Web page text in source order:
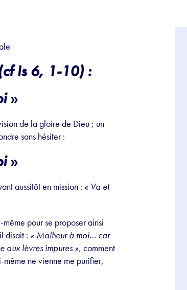
Is 6, 1-10) :
»
de la gloire de Dieu ; un
sans hésiter :
»
aussitôt en mission : « Va et
pour se proposer ainsi
disait : « Malheur à moi… car
aux lèvres impures », comment
ne vienne me purifier,